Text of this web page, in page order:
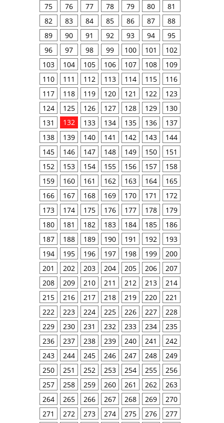
75
76 77 78 79 80
81
82
83 84 85 86 87
88
89
90 91 92 93 94
95
96
97 98 99 100 101
102
103
104 105 106 107 108
109
110
111 112 113 114 115
116
117
118 119 120 121 122
123
124
125 126 127 128 129
130
131
132 133 134 135 136
137
138
139 140 141 142 143
144
145
146 147 148 149 150
151
152
153 154 155 156 157
158
159
160 161 162 163 164
165
166
167 168 169 170 171
172
173
174 175 176 177 178
179
180
181 182 183 184 185
186
187
188 189 190 191 192
193
194
195 196 197 198 199
200
201
202 203 204 205 206
207
208
209 210 211 212 213
214
215
216 217 218 219 220
221
222
223 224 225 226 227
228
229
230 231 232 233 234
235
236
237 238 239 240 241
242
243
244 245 246 247 248
249
250
251 252 253 254 255
256
257
258 259 260 261 262
263
264
265 266 267 268 269
270
271
272 273 274 275 276
277